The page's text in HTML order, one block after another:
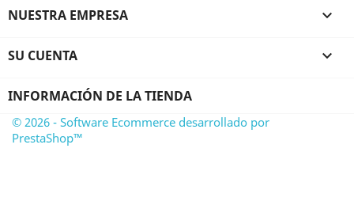
NUESTRA EMPRESA 
SU CUENTA 
INFORMACIÓN DE LA TIENDA
© 2026 - Software Ecommerce desarrollado por
PrestaShop™